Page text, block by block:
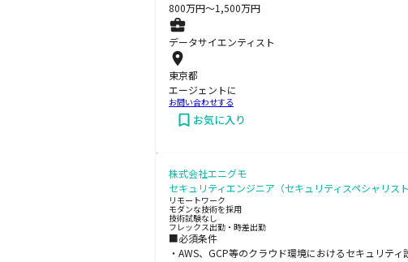
800万円〜1,500万円
データサイエンティスト
東京都
エージェントに
お問い合わせする
お気に入り
株式会社エニグモ
セキュリティエンジニア（セキュリティスペシャリスト
リモートワーク
モダンな技術を採用
技術試験なし
フレックス出勤・時差出勤
■必須条件
・AWS、GCP等のクラウド環境におけるセキュリテ